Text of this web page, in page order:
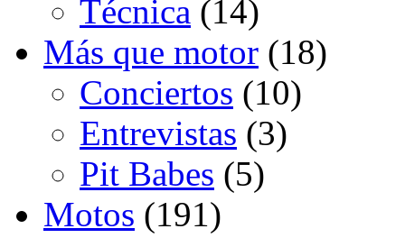
Técnica (14)
Más que motor (18)
Conciertos (10)
Entrevistas (3)
Pit Babes (5)
Motos (191)